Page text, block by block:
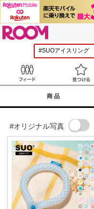
商品
#オリジナル写真